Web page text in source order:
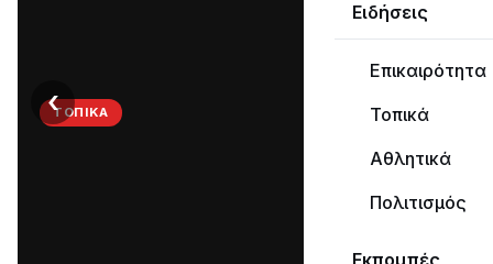
Ειδήσεις
Επικαιρότητα
Τοπικά
Αθλητικά
Πολιτισμός
Εκπομπές
ΤΟΠΙΚΆ
‹